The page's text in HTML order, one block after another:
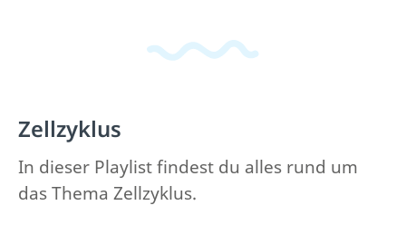
Zellzyklus
In dieser Playlist findest du alles rund um
das Thema Zellzyklus.